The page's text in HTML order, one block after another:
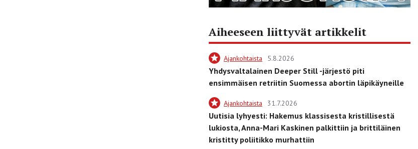
Aiheeseen liittyvät artikkelit
Ajankohtaista 5.8.2026
Yhdysvaltalainen Deeper Still -järjestö piti
ensimmäisen retriitin Suomessa abortin läpikäyneille
Ajankohtaista 31.7.2026
Uutisia lyhyesti: Hakemus klassisesta kristillisestä
lukiosta, Anna-Mari Kaskinen palkittiin ja brittiläinen
kristitty poliitikko murhattiin